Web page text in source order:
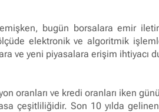
bugün borsalara emir
elektronik ve algoritmik
ve yeni piyasalara erişim
oranları ve kredi oranları iken
çeşitliliğidir. Son 10 yılda